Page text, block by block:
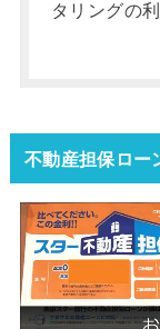
タリングの
不動産担保ロー